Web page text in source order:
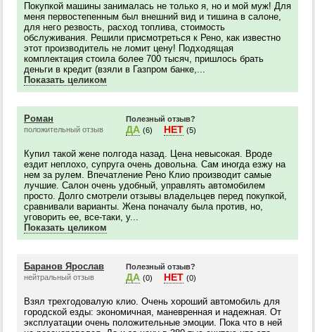
Покупкой машины занималась не только я, но и мой муж! Для
меня первостепенным был внешний вид и тишина в салоне,
для него резвость, расход топлива, стоимость
обслуживания. Решили присмотреться к Рено, как известно
этот производитель не ломит цену! Подходящая
комплектация стоила более 700 тысяч, пришлось брать
деньги в кредит (взяли в Газпром банке,...
Показать целиком
Роман
положительный отзыв
Полезный отзыв?
ДА (6) НЕТ (5)
Купил такой жене полгода назад. Цена невысокая. Вроде
ездит неплохо, супруга очень довольна. Сам иногда езжу на
нем за рулем. Впечатление Рено Клио производит самые
лучшие. Салон очень удобный, управлять автомобилем
просто. Долго смотрели отзывы владельцев перед покупкой,
сравнивали варианты. Жена поначалу была против, но,
уговорить ее, все-таки, у...
Показать целиком
Баранов Ярослав
нейтральный отзыв
Полезный отзыв?
ДА (0) НЕТ (0)
Взял трехгодовалую клио. Очень хороший автомобиль для
городской езды: экономичная, маневренная и надежная. От
эксплуатации очень положительные эмоции. Пока что в ней